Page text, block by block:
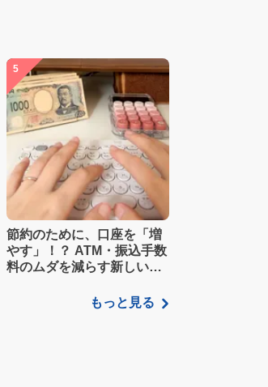
5
節約のために、口座を「増
やす」！？ ATM・振込手数
料のムダを減らす新しい家
もっと見る